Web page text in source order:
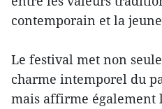
contemporain et la
Le festival met non
charme intemporel du
mais affirme également